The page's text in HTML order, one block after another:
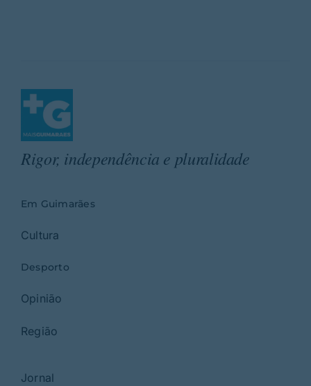
Rigor, independência e pluralidade
Em Guimarães
Cultura
Desporto
Opinião
Região
Jornal